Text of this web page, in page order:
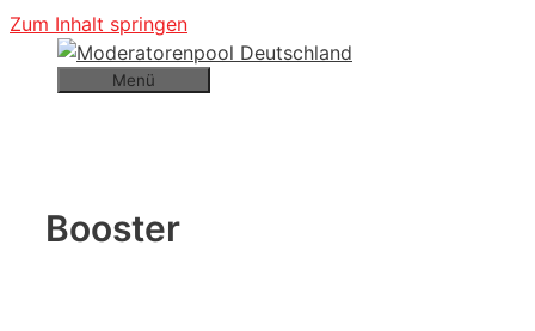
Zum Inhalt springen
Menü
Booster